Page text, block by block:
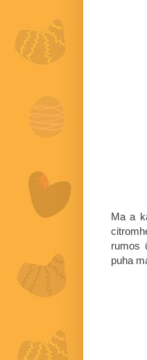
Ma a
rumos
puha